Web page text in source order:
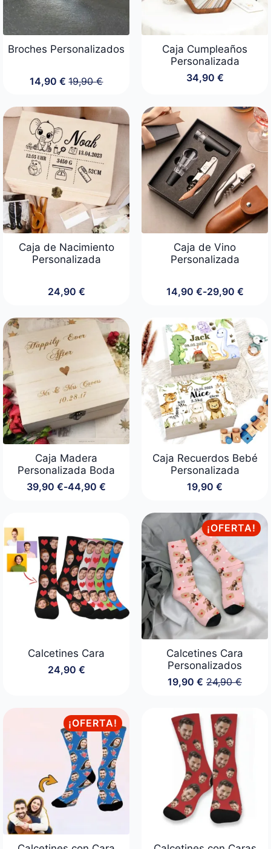
Broches Personalizados
19,90€
El
original
era:
19,90 €.
14,90 € El
actual
es:
14,90 €.
Caja Cumpleaños
Personalizada
34,90 €
Caja de Nacimiento
Personalizada
24,90 €
Caja de Vino
Personalizada
14,90 €-29,90 €
Rango
precios:
desde
14,90 €
hasta
29,90 €
Caja Madera
Personalizada Boda
39,90 €-44,90 €
Rango
39,90 €
hasta
44,90 €
Caja Recuerdos Bebé
Personalizada
19,90 €
Calcetines Cara
24,90 €
¡OFERTA!
Calcetines Cara
Personalizados
24,90€
El
era:
24,90 €.
19,90€ El
es:
19,90 €.
¡OFERTA!